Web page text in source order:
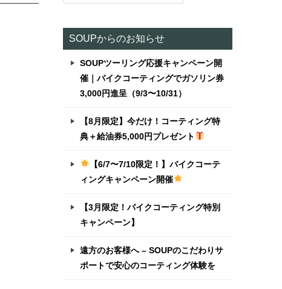
SOUPからのお知らせ
SOUPツーリング応援キャンペーン開
催｜バイクコーティングでガソリン券
3,000円進呈（9/3〜10/31）
【8月限定】今だけ！コーティング特
典＋給油券5,000円プレゼント
【6/7〜7/10限定！】バイクコーテ
ィングキャンペーン開催
【3月限定！バイクコーティング特別
キャンペーン】
遠方のお客様へ – SOUPのこだわりサ
ポートで安心のコーティング体験を